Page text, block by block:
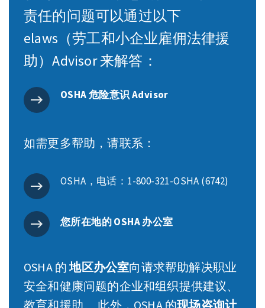
责任的问题可以通过以下
elaws（劳工和小企业雇佣法律援
助）Advisor 来解答：
OSHA 危险意识 Advisor
如需更多帮助，请联系：
OSHA，电话：1-800-321-OSHA (6742)
您所在地的 OSHA 办公室
OSHA 的地区办公室向请求帮助解决职业
安全和健康问题的企业和组织提供建议、
教育和援助。 此外，OSHA 的现场咨询计